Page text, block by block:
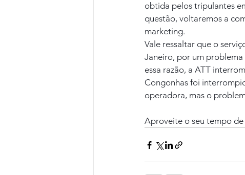
obtida pelos tripulantes
questão, voltaremos a
marketing.
Vale ressaltar que o
Janeiro, por um
essa razão, a ATT
Congonhas foi
operadora, mas o
Aproveite o seu tempo de